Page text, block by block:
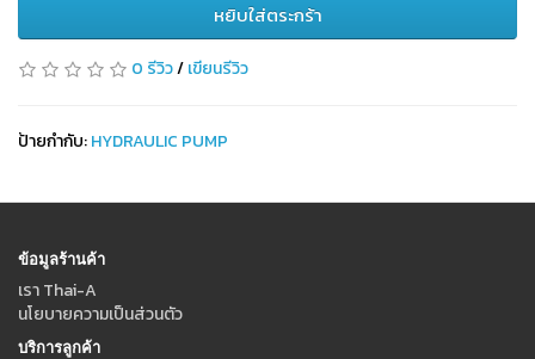
หยิบใส่ตระกร้า
0 รีวิว/เขียนรีวิว
ป้ายกำกับ:HYDRAULIC PUMP
ข้อมูลร้านค้า
เรา Thai-A
นโยบายความเป็นส่วนตัว
บริการลูกค้า